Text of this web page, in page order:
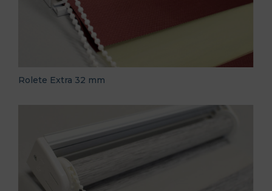
Rolete Extra 32 mm